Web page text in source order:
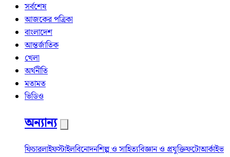
সর্বশেষ
আজকের পত্রিকা
বাংলাদেশ
আন্তর্জাতিক
খেলা
অর্থনীতি
মতামত
ভিডিও
অন্যান্য
ফিচারলাইফস্টাইলবিনোদনশিল্প ও সাহিত্যবিজ্ঞান ও প্রযুক্তিফটোআর্কাইভ